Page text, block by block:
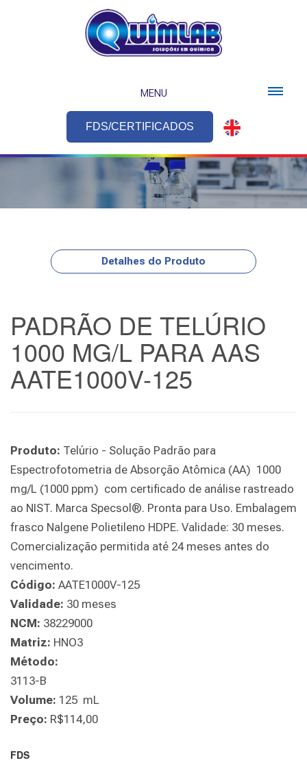
MENU
FDS/CERTIFICADOS
Detalhes do Produto
PADRÃO DE TELÚRIO
1000 MG/L PARA AAS
AATE1000V-125
Produto: Telúrio - Solução Padrão para
Espectrofotometria de Absorção Atômica (AA) 1000
mg/L (1000 ppm) com certificado de análise rastreado
ao NIST. Marca Specsol®. Pronta para Uso. Embalagem
frasco Nalgene Polietileno HDPE. Validade: 30 meses.
Comercialização permitida até 24 meses antes do
vencimento.
Código: AATE1000V-125
Validade: 30 meses
NCM: 38229000
Matriz: HNO3
Método:
3113-B
Volume: 125 mL
Preço: R$114,00
FDS